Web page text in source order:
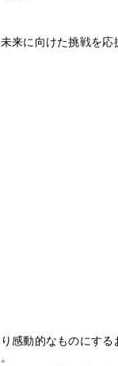
来に向けた挑戦を応
感動的なものにする